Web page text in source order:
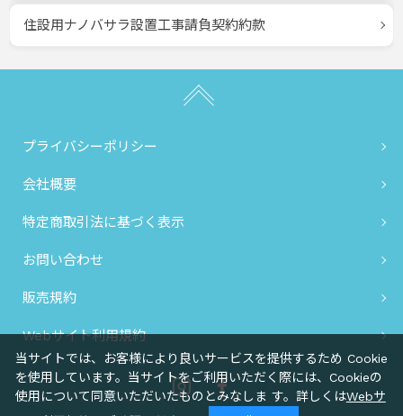
住設用ナノバサラ設置工事請負契約約款
プライバシーポリシー
会社概要
特定商取引法に基づく表示
お問い合わせ
販売規約
Webサイト利用規約
InstagramFacebook
当サイトでは、お客様により良いサービスを提供するため Cookie
を使用しています。当サイトをご利用いただく際には、Cookieの
使用について同意いただいたものとみなしま す。詳しくはWebサ